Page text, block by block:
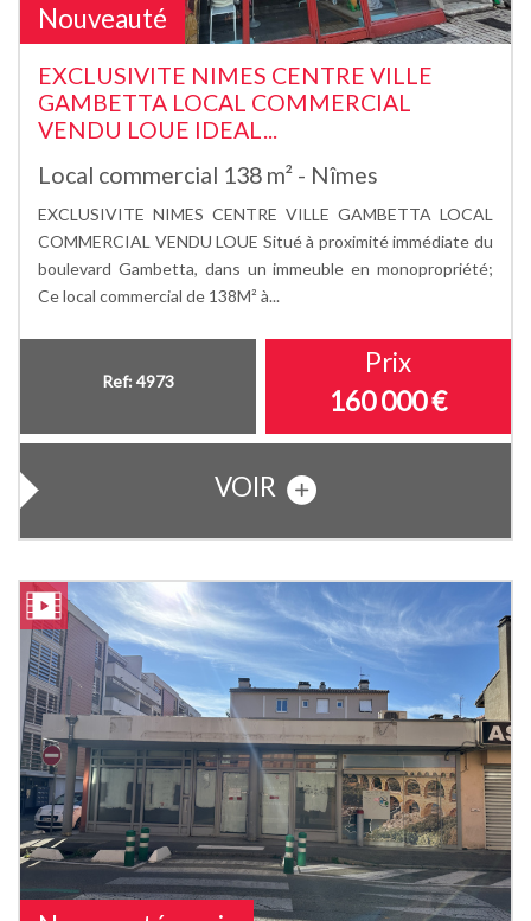
Nouveauté
EXCLUSIVITE NIMES CENTRE VILLE
GAMBETTA LOCAL COMMERCIAL
VENDU LOUE IDEAL...
Local commercial 138 m² - Nîmes
EXCLUSIVITE NIMES CENTRE VILLE GAMBETTA LOCAL
COMMERCIAL VENDU LOUE Situé à proximité immédiate du
boulevard Gambetta, dans un immeuble en monopropriété;
Ce local commercial de 138M² à...
Ref: 4973
Prix
160 000 €
VOIR